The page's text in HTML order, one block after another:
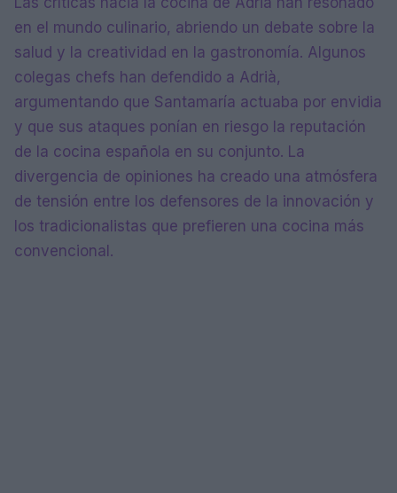
en el mundo culinario, abriendo un debate sobre la
salud y la creatividad en la gastronomía. Algunos
colegas chefs han defendido a Adrià,
argumentando que Santamaría actuaba por envidia
y que sus ataques ponían en riesgo la reputación
de la cocina española en su conjunto. La
divergencia de opiniones ha creado una atmósfera
de tensión entre los defensores de la innovación y
los tradicionalistas que prefieren una cocina más
convencional.